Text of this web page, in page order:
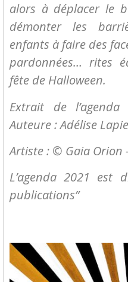
alors à déplacer le
démonter les
enfants à faire des
pardonnées… rites
fête de Halloween.
Extrait de l’agenda
Auteure : Adélise
Artiste : © Gaia Orion
L’agenda 2021 est
publications”